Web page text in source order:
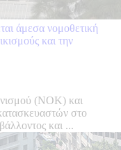
άμεσα νομοθετική
και την
(ΝΟΚ) και
στο
και ...